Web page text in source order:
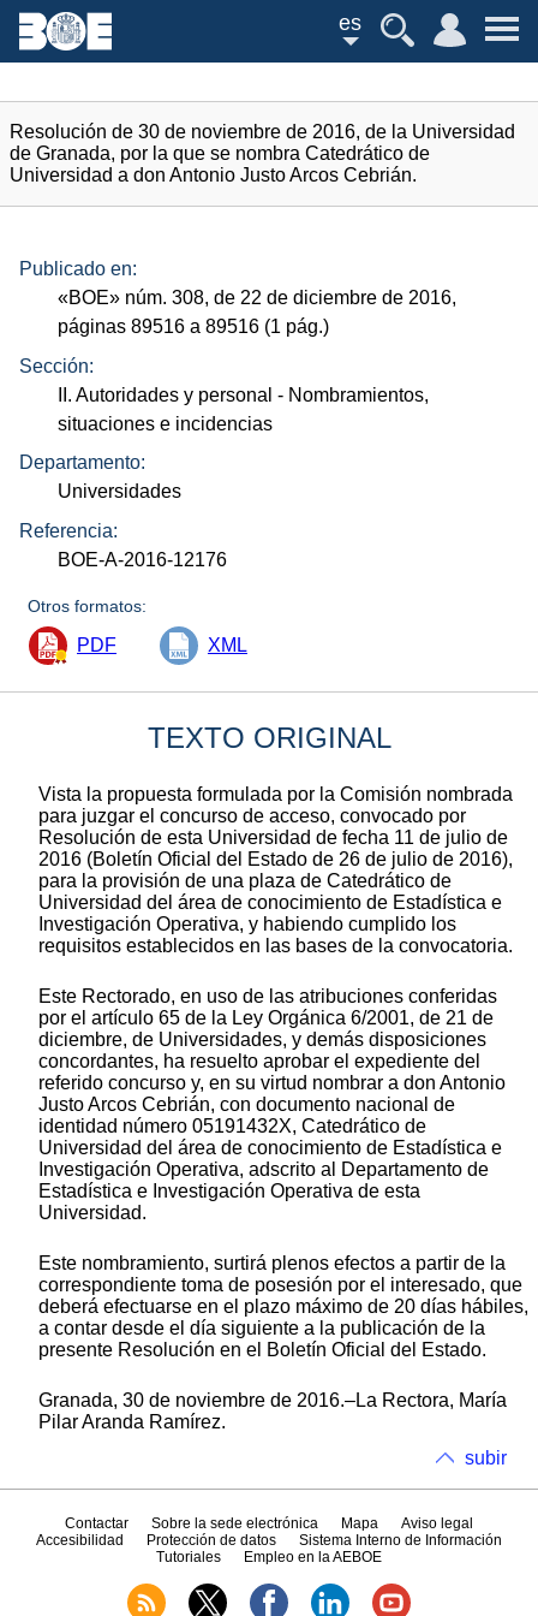
es
Resolución de 30 de noviembre de 2016, de la Universidad
de Granada, por la que se nombra Catedrático de
Universidad a don Antonio Justo Arcos Cebrián.
Publicado en:
«BOE» núm. 308, de 22 de diciembre de 2016,
páginas 89516 a 89516 (1 pág.)
Sección:
II. Autoridades y personal - Nombramientos,
situaciones e incidencias
Departamento:
Universidades
Referencia:
BOE-A-2016-12176
Otros formatos:
PDF XML
TEXTO ORIGINAL
Vista la propuesta formulada por la Comisión nombrada
para juzgar el concurso de acceso, convocado por
Resolución de esta Universidad de fecha 11 de julio de
2016 (Boletín Oficial del Estado de 26 de julio de 2016),
para la provisión de una plaza de Catedrático de
Universidad del área de conocimiento de Estadística e
Investigación Operativa, y habiendo cumplido los
requisitos establecidos en las bases de la convocatoria.
Este Rectorado, en uso de las atribuciones conferidas
por el artículo 65 de la Ley Orgánica 6/2001, de 21 de
diciembre, de Universidades, y demás disposiciones
concordantes, ha resuelto aprobar el expediente del
referido concurso y, en su virtud nombrar a don Antonio
Justo Arcos Cebrián, con documento nacional de
identidad número 05191432X, Catedrático de
Universidad del área de conocimiento de Estadística e
Investigación Operativa, adscrito al Departamento de
Estadística e Investigación Operativa de esta
Universidad.
Este nombramiento, surtirá plenos efectos a partir de la
correspondiente toma de posesión por el interesado, que
deberá efectuarse en el plazo máximo de 20 días hábiles,
a contar desde el día siguiente a la publicación de la
presente Resolución en el Boletín Oficial del Estado.
Granada, 30 de noviembre de 2016.–La Rectora, María
Pilar Aranda Ramírez.
subir
Contactar Sobre la sede electrónica Mapa
Aviso legal
Accesibilidad
Protección de datos
Sistema Interno de Información
Tutoriales
Empleo en la AEBOE